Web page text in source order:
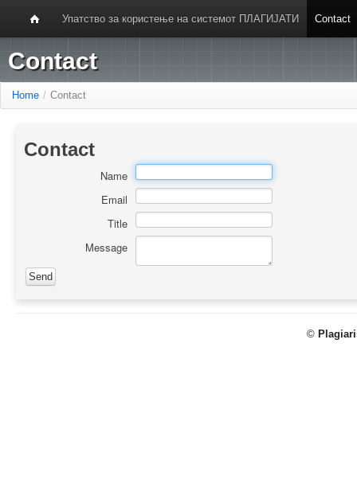
Упатство за користење на системот ПЛАГИЈАТИ Contact
Contact
Home / Contact
Contact
Name
Email
Title
Message
©